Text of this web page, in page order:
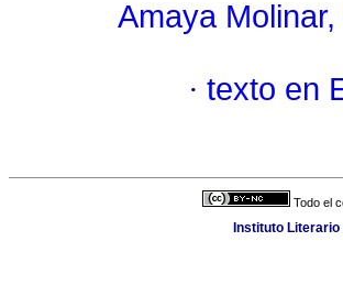
Amaya
· texto en
Todo el
Instituto Literario